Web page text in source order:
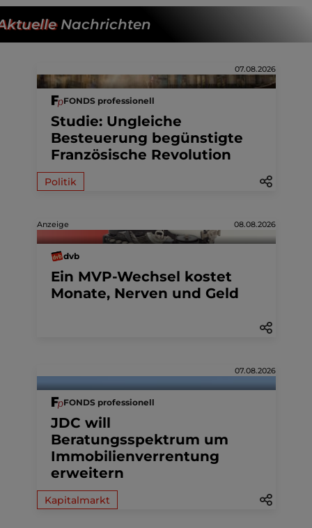
Nachrichten
07.08.2026
FONDS professionell
Studie: Ungleiche
Besteuerung begünstigte
Französische Revolution
Politik
Anzeige 08.08.2026
dvb
Ein MVP-Wechsel kostet
Monate, Nerven und Geld
07.08.2026
FONDS professionell
JDC will
Beratungsspektrum um
Immobilienverrentung
erweitern
Kapitalmarkt